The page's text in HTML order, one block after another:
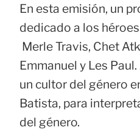
En esta emisión, un
dedicado a los
Merle Travis, Chet
Emmanuel y Les
un cultor del género
Batista, para
del género.